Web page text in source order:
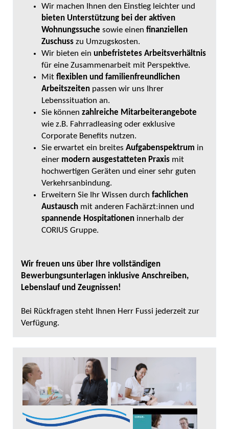
Wir machen Ihnen den Einstieg leichter und
bieten Unterstützung bei der aktiven
Wohnungssuche sowie einen finanziellen
Zuschuss zu Umzugskosten.
Wir bieten ein unbefristetes Arbeitsverhältnis
für eine Zusammenarbeit mit Perspektive.
Mit flexiblen und familienfreundlichen
Arbeitszeiten passen wir uns Ihrer
Lebenssituation an.
Sie können zahlreiche Mitarbeiterangebote
wie z.B. Fahrradleasing oder exklusive
Corporate Benefits nutzen.
Sie erwartet ein breites Aufgabenspektrum in
einer modern ausgestatteten Praxis mit
hochwertigen Geräten und einer sehr guten
Verkehrsanbindung.
Erweitern Sie Ihr Wissen durch fachlichen
Austausch mit anderen Fachärzt:innen und
spannende Hospitationen innerhalb der
CORIUS Gruppe.
Wir freuen uns über Ihre vollständigen
Bewerbungsunterlagen inklusive Anschreiben,
Lebenslauf und Zeugnissen!
Bei Rückfragen steht Ihnen Herr Fussi jederzeit zur
Verfügung.